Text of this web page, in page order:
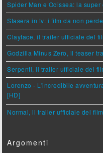
Spider Man e Odissea: la
Stasera in tv: i film da non
Clayface, il trailer ufficiale del
Godzilla Minus Zero, il teaser
Serpenti, il trailer ufficiale del
Lorenzo - L'incredibile
[HD]
Normal, il trailer ufficiale del
Argomenti